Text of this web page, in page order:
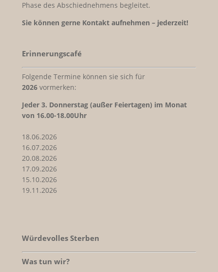
Phase des Abschiednehmens begleitet.
Sie können gerne Kontakt aufnehmen – jederzeit!
Erinnerungscafé
Folgende Termine können sie sich für
2026vormerken:
Jeder 3. Donnerstag (außer Feiertagen) im Monat
von 16.00-18.00Uhr
18.06.2026
16.07.2026
20.08.2026
17.09.2026
15.10.2026
19.11.2026
Würdevolles Sterben
Was tun wir?